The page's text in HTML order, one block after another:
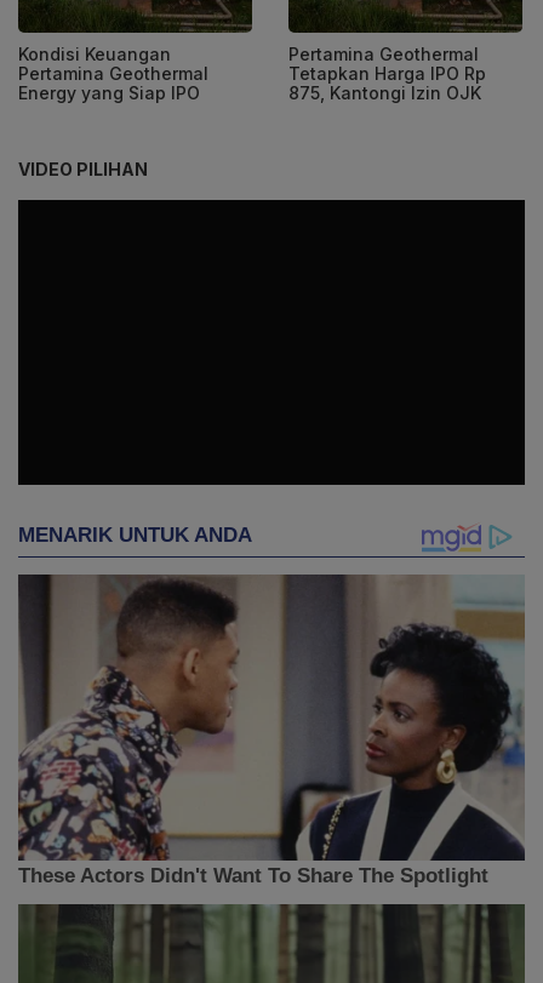
Kondisi Keuangan
Pertamina Geothermal
Energy yang Siap IPO
Pertamina Geothermal
Tetapkan Harga IPO Rp
875, Kantongi Izin OJK
VIDEO PILIHAN